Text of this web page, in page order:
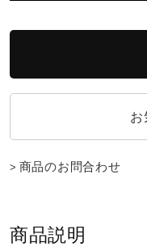
柔道
商品のお問合わせ
商品説明